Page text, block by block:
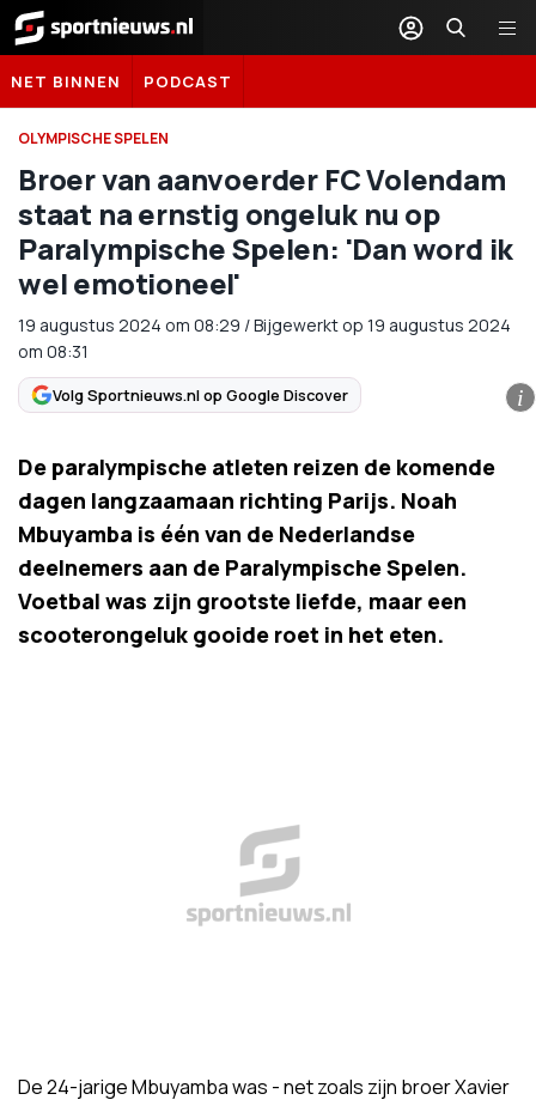
Sportnieuws.nl
NET BINNEN PODCAST
OLYMPISCHE SPELEN
Broer van aanvoerder FC Volendam
staat na ernstig ongeluk nu op
Paralympische Spelen: 'Dan word ik
wel emotioneel'
19 augustus 2024 om 08:29 /Bijgewerkt op 19 augustus 2024
om 08:31
Volg Sportnieuws.nl op Google Discover i
De paralympische atleten reizen de komende
dagen langzaamaan richting Parijs. Noah
Mbuyamba is één van de Nederlandse
deelnemers aan de Paralympische Spelen.
Voetbal was zijn grootste liefde, maar een
scooterongeluk gooide roet in het eten.
De 24-jarige Mbuyamba was - net zoals zijn broer Xavier